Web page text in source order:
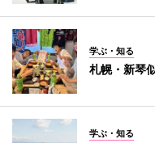
学ぶ・知る
札幌・新琴
学ぶ・知る